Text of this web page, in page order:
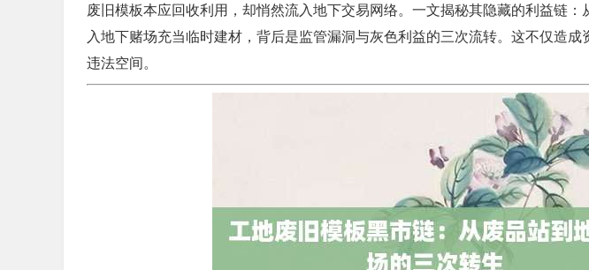
废旧模板本应回收利用，却悄然流入地下交易网络。一文揭秘其隐藏的利益链
入地下赌场充当临时建材，背后是监管漏洞与灰色利益的三次流转。这不仅造
违法空间。